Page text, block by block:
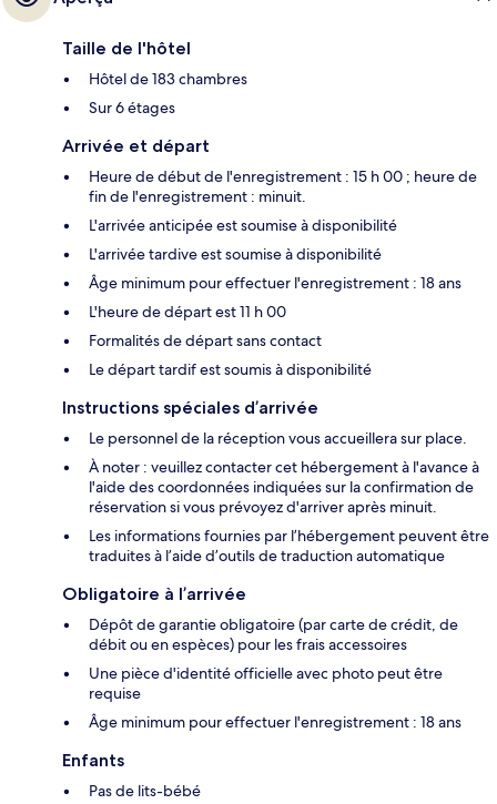
Taille de l'hôtel
Hôtel de 183 chambres
Sur 6 étages
Arrivée et départ
Heure de début de l'enregistrement : 15 h 00 ; heure de
fin de l'enregistrement : minuit.
L'arrivée anticipée est soumise à disponibilité
L'arrivée tardive est soumise à disponibilité
Âge minimum pour effectuer l'enregistrement : 18 ans
L'heure de départ est 11 h 00
Formalités de départ sans contact
Le départ tardif est soumis à disponibilité
Instructions spéciales d’arrivée
Le personnel de la réception vous accueillera sur place.
À noter : veuillez contacter cet hébergement à l'avance à
l'aide des coordonnées indiquées sur la confirmation de
réservation si vous prévoyez d'arriver après minuit.
Les informations fournies par l’hébergement peuvent être
traduites à l’aide d’outils de traduction automatique
Obligatoire à l’arrivée
Dépôt de garantie obligatoire (par carte de crédit, de
débit ou en espèces) pour les frais accessoires
Une pièce d'identité officielle avec photo peut être
requise
Âge minimum pour effectuer l'enregistrement : 18 ans
Enfants
Pas de lits-bébé